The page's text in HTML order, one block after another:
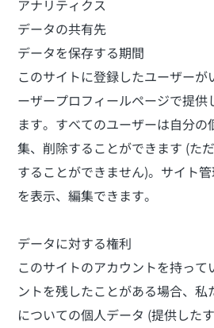
アナリティクス
データの共有先
データを保存する期間
このサイトに登録したユーザーが
ーザープロフィールページで提供
ます。すべてのユーザーは自分の
集、削除することができます (た
することができません)。サイト
を表示、編集できます。
データに対する権利
このサイトのアカウントを持って
ントを残したことがある場合、私
についての個人データ (提供した